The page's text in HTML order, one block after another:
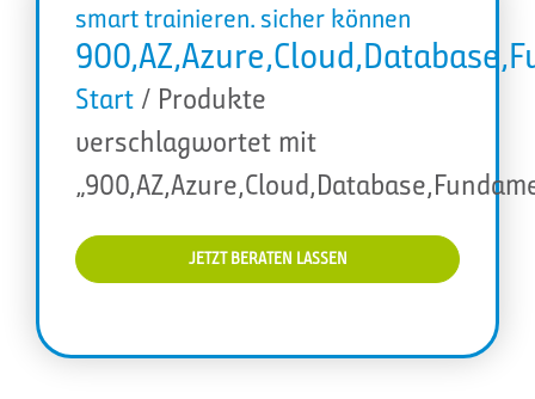
smart trainieren. sicher können
Start / Produkte
verschlagwortet mit
JETZT BERATEN LASSEN